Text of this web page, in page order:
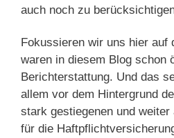
auch noch zu
Fokussieren wir uns hier auf
waren in diesem Blog schon
Berichterstattung. Und das
allem vor dem Hintergrund
stark gestiegenen und
für die